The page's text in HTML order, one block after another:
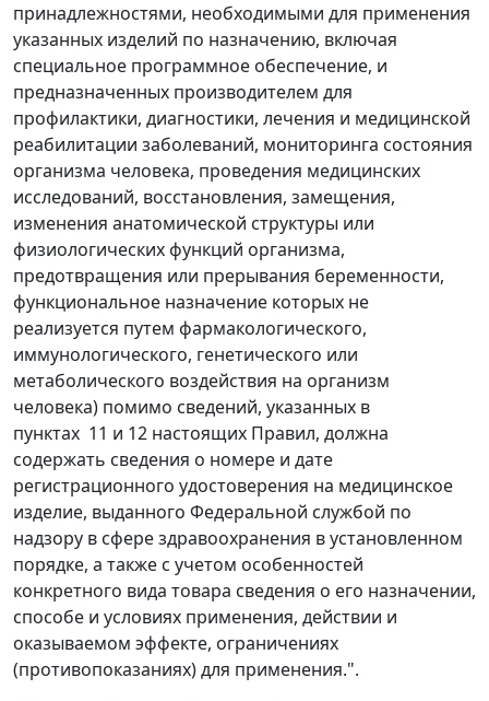
принадлежностями, необходимыми для применения
указанных изделий по назначению, включая
специальное программное обеспечение, и
предназначенных производителем для
профилактики, диагностики, лечения и медицинской
реабилитации заболеваний, мониторинга состояния
организма человека, проведения медицинских
исследований, восстановления, замещения,
изменения анатомической структуры или
физиологических функций организма,
предотвращения или прерывания беременности,
функциональное назначение которых не
реализуется путем фармакологического,
иммунологического, генетического или
метаболического воздействия на организм
человека) помимо сведений, указанных в
пунктах 11 и 12 настоящих Правил, должна
содержать сведения о номере и дате
регистрационного удостоверения на медицинское
изделие, выданного Федеральной службой по
надзору в сфере здравоохранения в установленном
порядке, а также с учетом особенностей
конкретного вида товара сведения о его назначении,
способе и условиях применения, действии и
оказываемом эффекте, ограничениях
(противопоказаниях) для применения.".